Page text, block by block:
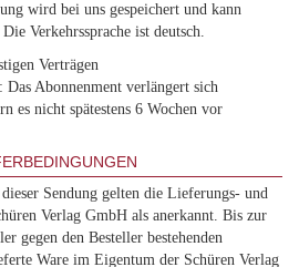
wird bei uns gespeichert und kann
Verkehrssprache ist deutsch.
Verträgen
Abonnenment verlängert sich
es nicht spätestens 6 Wochen vor
Sendung gelten die Lieferungs- und
Verlag GmbH als anerkannt. Bis zur
gegen den Besteller bestehenden
Ware im Eigentum der Schüren Verlag